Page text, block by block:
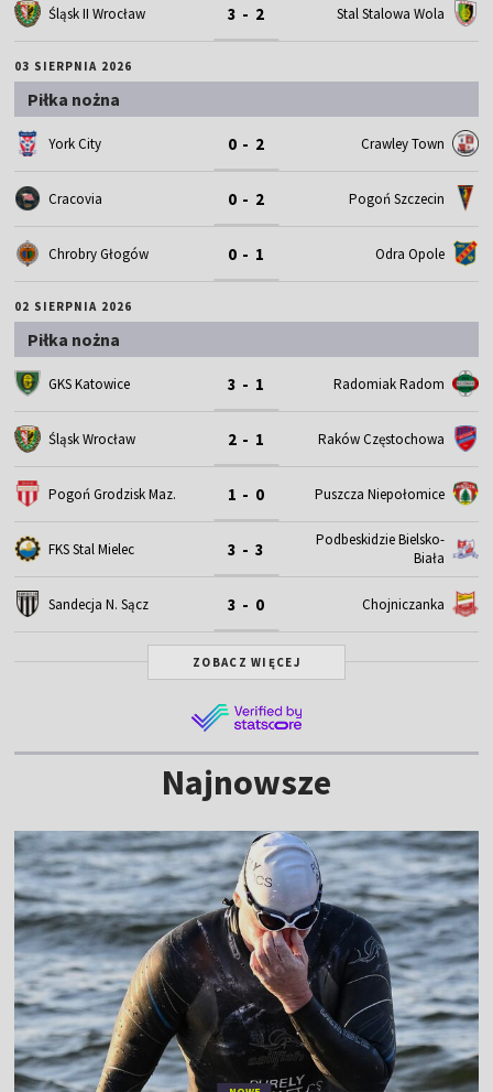
Śląsk II Wrocław 3 - 2 Stal Stalowa Wola
03 SIERPNIA 2026
Piłka nożna
York City 0 - 2 Crawley Town
Cracovia 0 - 2 Pogoń Szczecin
Chrobry Głogów 0 - 1 Odra Opole
02 SIERPNIA 2026
Piłka nożna
GKS Katowice 3 - 1 Radomiak Radom
Śląsk Wrocław 2 - 1 Raków Częstochowa
Pogoń Grodzisk Maz. 1 - 0 Puszcza Niepołomice
FKS Stal Mielec 3 - 3
Podbeskidzie Bielsko-
Biała
Sandecja N. Sącz 3 - 0 Chojniczanka
ZOBACZ WIĘCEJ
Najnowsze